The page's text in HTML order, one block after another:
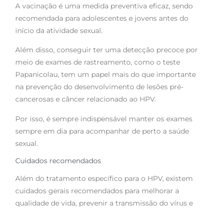
A vacinação é uma medida preventiva eficaz, sendo
recomendada para adolescentes e jovens antes do
início da atividade sexual.
Além disso, conseguir ter uma detecção precoce por
meio de exames de rastreamento, como o teste
Papanicolau, tem um papel mais do que importante
na prevenção do desenvolvimento de lesões pré-
cancerosas e câncer relacionado ao HPV.
Por isso, é sempre indispensável manter os exames
sempre em dia para acompanhar de perto a saúde
sexual.
Cuidados recomendados
Além do tratamento específico para o HPV, existem
cuidados gerais recomendados para melhorar a
qualidade de vida, prevenir a transmissão do vírus e